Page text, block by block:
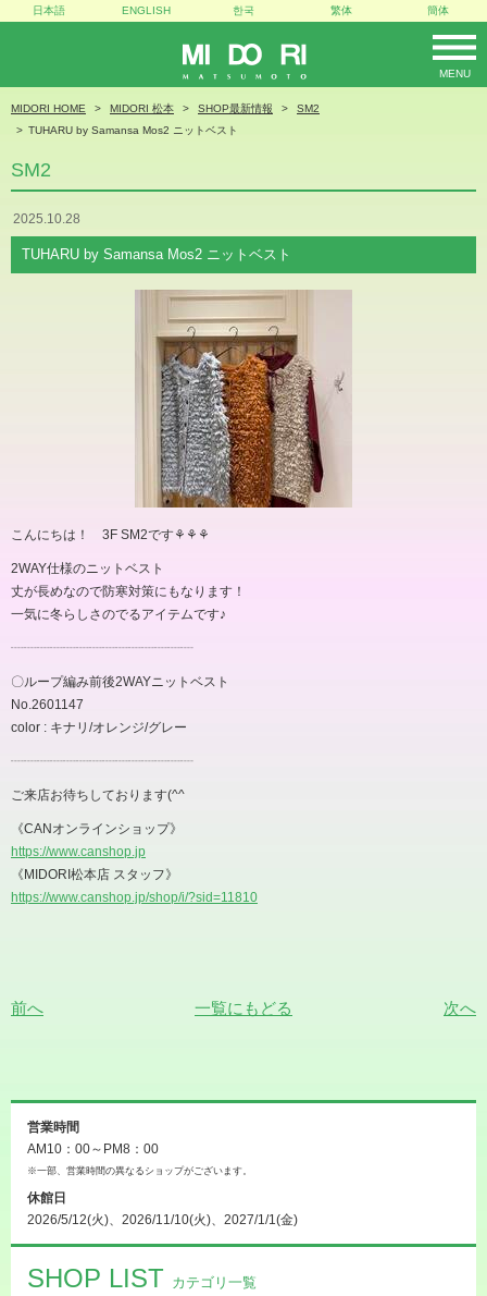
MIDORI
MENU
日本語 ENGLISH 한국 繁体 簡体
MIDORI HOME MIDORI 松本 SHOP最新情報
SM2
TUHARU by Samansa Mos2 ニットベスト
SM2
2025.10.28
TUHARU by Samansa Mos2 ニットベスト
こんにちは！ 3F SM2です⚘⚘⚘
2WAY仕様のニットベスト
丈が長めなので防寒対策にもなります！
一気に冬らしさのでるアイテムです♪
┈┈┈┈┈┈┈┈┈┈┈┈┈┈
‪〇ループ編み前後2WAYニットベスト
No.2601147
color : キナリ/オレンジ/グレー
┈┈┈┈┈┈┈┈┈┈┈┈┈┈
ご来店お待ちしております(^^
《CANオンラインショップ》
https://www.canshop.jp
《MIDORI松本店 スタッフ》
https://www.canshop.jp/shop/i/?sid=11810
前へ 一覧にもどる 次へ
営業時間
AM10：00～PM8：00
※一部、営業時間の異なるショップがございます。
休館日
2026/5/12(火)、2026/11/10(火)、2027/1/1(金)
SHOP LIST カテゴリ一覧